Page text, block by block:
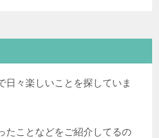
日々楽しいことを探していま
たことなどをご紹介してるの